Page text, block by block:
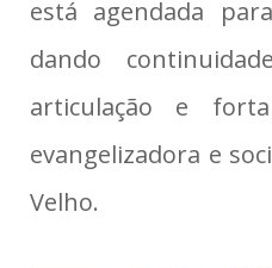
está agendada
dando
articulação e
evangelizadora e
Velho.